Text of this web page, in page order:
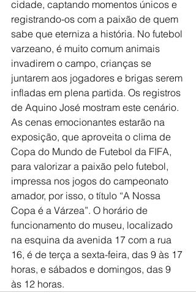
cidade, captando momentos únicos e
registrando-os com a paixão de quem
sabe que eterniza a história. No futebol
varzeano, é muito comum animais
invadirem o campo, crianças se
juntarem aos jogadores e brigas serem
infladas em plena partida. Os registros
de Aquino José mostram este cenário.
As cenas emocionantes estarão na
exposição, que aproveita o clima de
Copa do Mundo de Futebol da FIFA,
para valorizar a paixão pelo futebol,
impressa nos jogos do campeonato
amador, por isso, o título “A Nossa
Copa é a Várzea”. O horário de
funcionamento do museu, localizado
na esquina da avenida 17 com a rua
16, é de terça a sexta-feira, das 9 às 17
horas, e sábados e domingos, das 9
às 12 horas.